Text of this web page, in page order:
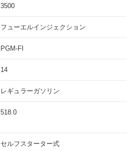
3500
フューエルインジェクション
PGM-FI
14
レギュラーガソリン
518.0
セルフスターター式